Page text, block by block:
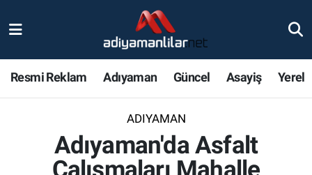
Resmi Reklam Adıyaman Güncel Asayiş Yerel
ADIYAMAN
Adıyaman'da Asfalt
Magazin
Nöbetçi Eczaneler
Adiyaman Namaz Vakitleri
Trafik Durumu